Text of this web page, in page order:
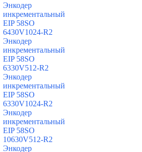
Энкодер
инкрементальный
EIP 58SO
6430V1024-R2
Энкодер
инкрементальный
EIP 58SO
6330V512-R2
Энкодер
инкрементальный
EIP 58SO
6330V1024-R2
Энкодер
инкрементальный
EIP 58SO
10630V512-R2
Энкодер